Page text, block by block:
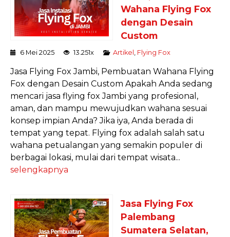
Wahana Flying Fox
dengan Desain
Custom
6 Mei 2025 13.251x Artikel Flying Fox
Jasa Flying Fox Jambi, Pembuatan Wahana Flying
Fox dengan Desain Custom Apakah Anda sedang
mencari jasa flying fox Jambi yang profesional,
aman, dan mampu mewujudkan wahana sesuai
konsep impian Anda? Jika iya, Anda berada di
tempat yang tepat. Flying fox adalah salah satu
wahana petualangan yang semakin populer di
berbagai lokasi, mulai dari tempat wisata...
selengkapnya
Jasa Flying Fox
Palembang
Sumatera Selatan,